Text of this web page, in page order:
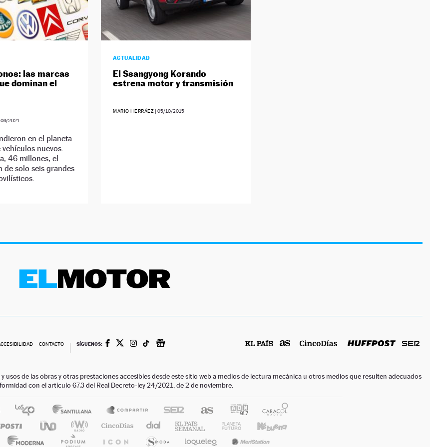
las marcas
dominan el
2021
en el planeta
nuevos.
46 millones, el
de solo seis grandes
ACTUALIDAD
El Ssangyong Korando
estrena motor y transmisión
MARIO HERRÁEZ |05/10/2015
CONTACTO SÍGUENOS:
usos de las obras y otras prestaciones accesibles desde este sitio web a medios de lectura mecánica u otros medios que resulten adecuados
con el artículo 67.3 del Real Decreto-ley 24/2021, de 2 de noviembre.